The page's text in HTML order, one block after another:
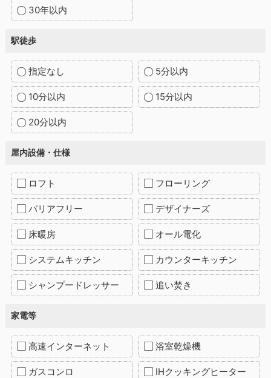
30年以内
駅徒歩
指定なし 5分以内
10分以内 15分以内
20分以内
屋内設備・仕様
ロフト フローリング
バリアフリー デザイナーズ
床暖房 オール電化
システムキッチン カウンターキッチン
シャンプードレッサー 追い焚き
家電等
高速インターネット 浴室乾燥機
ガスコンロ IHクッキングヒーター